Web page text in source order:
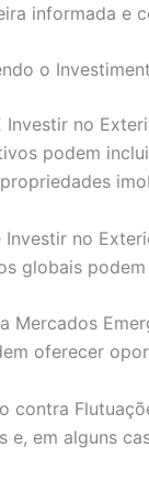
informada e
o
Investir no
podem
Investir no
globais
Mercados
oferecer
contra
e, em alguns